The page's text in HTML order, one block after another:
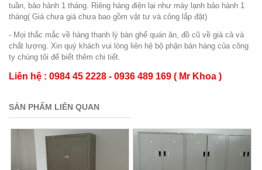
tuần, bảo hành 1 tháng. Riêng hàng điện lại như máy lạnh bảo hành 1
tháng( Giá chưa giá chưa bao gồm vật tư và công lắp đặt)
- Mọi thắc mắc về hàng thanh lý bàn ghế quán ăn, đồ cũ về giá cả và
chất lượng. Xin quý khách vui lòng liên hệ bộ phận bán hàng của công
ty chúng tôi để biết thêm chi tiết.
Liên hệ : 0984 45 2228 - 0936 489 169 ( Mr Khoa )
SẢN PHẨM LIÊN QUAN